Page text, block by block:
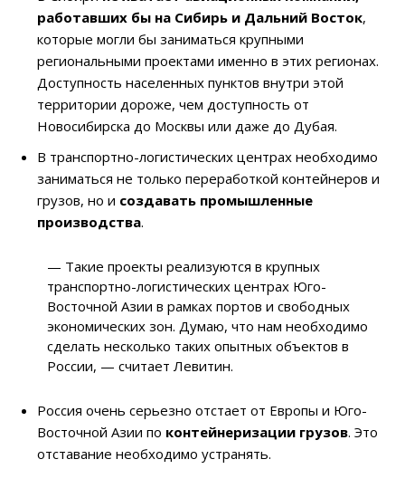
работавших бы на Сибирь и Дальний Восток,
которые могли бы заниматься крупными
региональными проектами именно в этих регионах.
Доступность населенных пунктов внутри этой
территории дороже, чем доступность от
Новосибирска до Москвы или даже до Дубая.
В транспортно-логистических центрах необходимо
заниматься не только переработкой контейнеров и
грузов, но и создавать промышленные
производства.
— Такие проекты реализуются в крупных
транспортно-логистических центрах Юго-
Восточной Азии в рамках портов и свободных
экономических зон. Думаю, что нам необходимо
сделать несколько таких опытных объектов в
России, — считает Левитин.
Россия очень серьезно отстает от Европы и Юго-
Восточной Азии по контейнеризации грузов. Это
отставание необходимо устранять.